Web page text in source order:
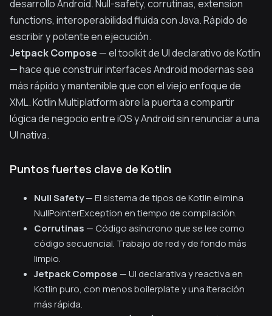
desarrollo Android. Null-safety, corrutinas, extension
functions, interoperabilidad fluida con Java. Rápido de
escribir y potente en ejecución.
Jetpack Compose — el toolkit de UI declarativo de Kotlin
— hace que construir interfaces Android modernas sea
más rápido y mantenible que con el viejo enfoque de
XML. Kotlin Multiplatform abre la puerta a compartir
lógica de negocio entre iOS y Android sin renunciar a una
UI nativa.
Puntos fuertes clave de Kotlin
Null Safety— El sistema de tipos de Kotlin elimina
NullPointerException en tiempo de compilación.
Corrutinas — Código asíncrono que se lee como
código secuencial. Trabajo de red y de fondo más
limpio.
Jetpack Compose — UI declarativa y reactiva en
Kotlin puro, con menos boilerplate y una iteración
más rápida.